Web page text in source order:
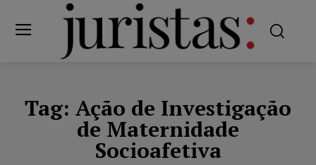
Tag: Ação de Investigação
de Maternidade
Socioafetiva